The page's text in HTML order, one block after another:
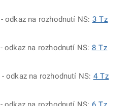
- odkaz na rozhodnutí NS: 3 Tz
- odkaz na rozhodnutí NS: 8 Tz
- odkaz na rozhodnutí NS: 4 Tz